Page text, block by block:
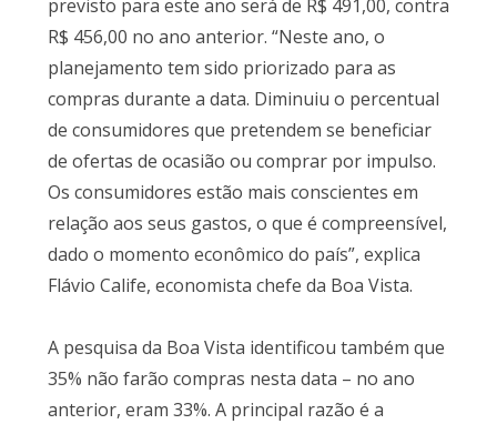
previsto para este ano será de R$ 491,00, contra
R$ 456,00 no ano anterior. “Neste ano, o
planejamento tem sido priorizado para as
compras durante a data. Diminuiu o percentual
de consumidores que pretendem se beneficiar
de ofertas de ocasião ou comprar por impulso.
Os consumidores estão mais conscientes em
relação aos seus gastos, o que é compreensível,
dado o momento econômico do país”, explica
Flávio Calife, economista chefe da Boa Vista.
A pesquisa da Boa Vista identificou também que
35% não farão compras nesta data – no ano
anterior, eram 33%. A principal razão é a